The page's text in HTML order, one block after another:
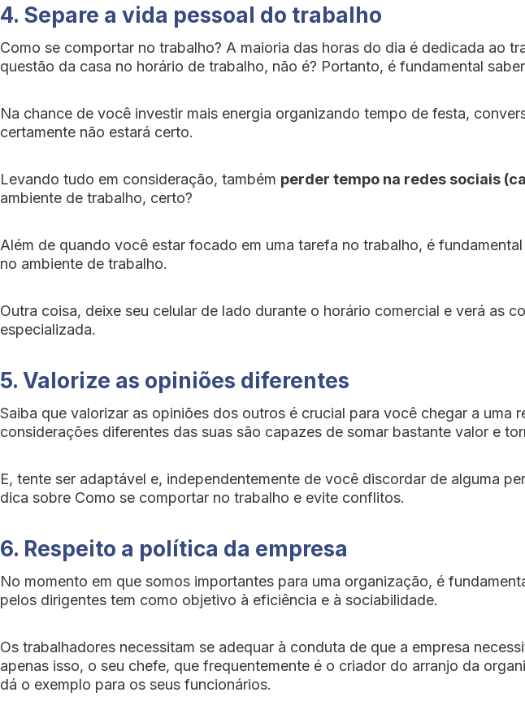
4. Separe a vida pessoal do trabalho
Como se comportar no trabalho? A maioria das horas do dia é dedicada ao
questão da casa no horário de trabalho, não é? Portanto, é fundamental
Na chance de você investir mais energia organizando tempo de festa,
certamente não estará certo.
Levando tudo em consideração, também perder tempo na redes sociais
ambiente de trabalho, certo?
Além de quando você estar focado em uma tarefa no trabalho, é
no ambiente de trabalho.
Outra coisa, deixe seu celular de lado durante o horário comercial e verá as
especializada.
5. Valorize as opiniões diferentes
Saiba que valorizar as opiniões dos outros é crucial para você chegar a
considerações diferentes das suas são capazes de somar bastante valor e
E, tente ser adaptável e, independentemente de você discordar de alguma
dica sobre Como se comportar no trabalho e evite conflitos.
6. Respeito a política da empresa
No momento em que somos importantes para uma organização, é
pelos dirigentes tem como objetivo à eficiência e à sociabilidade.
Os trabalhadores necessitam se adequar à conduta de que a empresa
apenas isso, o seu chefe, que frequentemente é o criador do arranjo da
dá o exemplo para os seus funcionários.